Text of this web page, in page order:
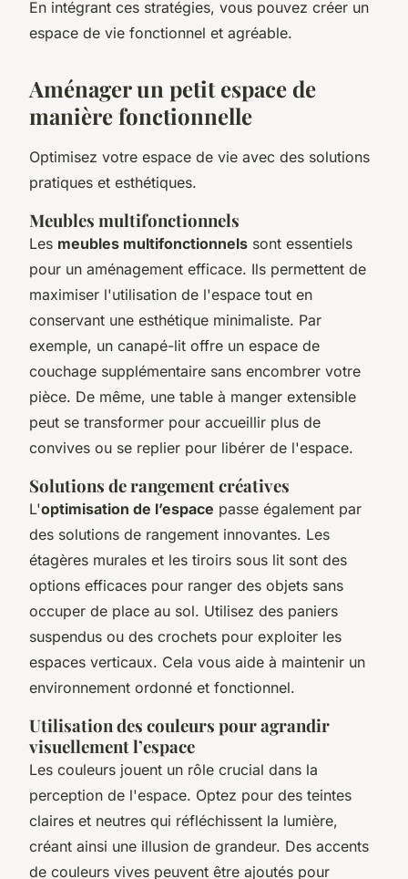
En intégrant ces stratégies, vous pouvez créer un
espace de vie fonctionnel et agréable.
Aménager un petit espace de
manière fonctionnelle
Optimisez votre espace de vie avec des solutions
pratiques et esthétiques.
Meubles multifonctionnels
Les meubles multifonctionnels sont essentiels
pour un aménagement efficace. Ils permettent de
maximiser l'utilisation de l'espace tout en
conservant une esthétique minimaliste. Par
exemple, un canapé-lit offre un espace de
couchage supplémentaire sans encombrer votre
pièce. De même, une table à manger extensible
peut se transformer pour accueillir plus de
convives ou se replier pour libérer de l'espace.
Solutions de rangement créatives
L'optimisation de l’espace passe également par
des solutions de rangement innovantes. Les
étagères murales et les tiroirs sous lit sont des
options efficaces pour ranger des objets sans
occuper de place au sol. Utilisez des paniers
suspendus ou des crochets pour exploiter les
espaces verticaux. Cela vous aide à maintenir un
environnement ordonné et fonctionnel.
Utilisation des couleurs pour agrandir
visuellement l’espace
Les couleurs jouent un rôle crucial dans la
perception de l'espace. Optez pour des teintes
claires et neutres qui réfléchissent la lumière,
créant ainsi une illusion de grandeur. Des accents
de couleurs vives peuvent être ajoutés pour